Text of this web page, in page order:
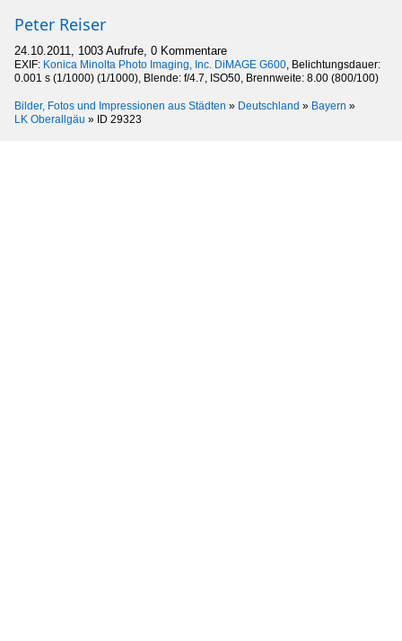
Peter Reiser
24.10.2011, 1003 Aufrufe, 0 Kommentare
EXIF: Konica Minolta Photo Imaging, Inc. DiMAGE G600, Belichtungsdauer:
0.001 s (1/1000) (1/1000), Blende: f/4.7, ISO50, Brennweite: 8.00 (800/100)
Bilder, Fotos und Impressionen aus Städten » Deutschland » Bayern »
LK Oberallgäu » ID 29323